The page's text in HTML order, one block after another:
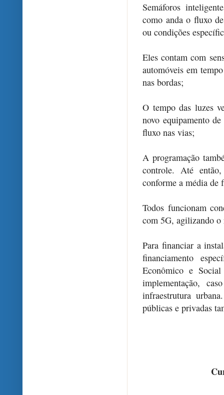
Semáforos
como anda o fluxo
ou condições
Eles contam com
automóveis em
nas bordas;
O tempo das luzes
novo equipamento
fluxo nas vias;
A programação
controle. Até então,
conforme a média de
Todos funcionam
com 5G, agilizando o
Para financiar a
financiamento
Econômico e
implementação,
infraestrutura
públicas e privadas